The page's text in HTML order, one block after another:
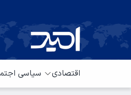
اقتصادی سیاسی